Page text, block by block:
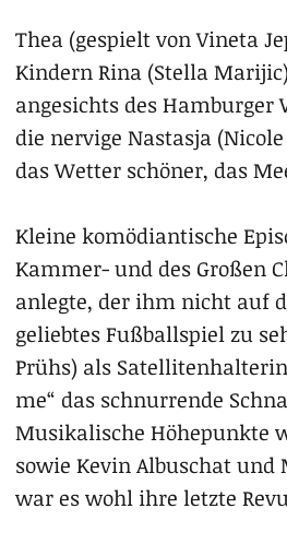
Thea (gespielt von Vineta
Kindern Rina (Stella
angesichts des
die nervige Nastasja
das Wetter schöner, das
Kleine komödiantische
Kammer- und des Großen
anlegte, der ihm nicht auf
geliebtes Fußballspiel zu
Prühs) als
me“ das schnurrende
Musikalische Höhepunkte
sowie Kevin Albuschat
war es wohl ihre letzte